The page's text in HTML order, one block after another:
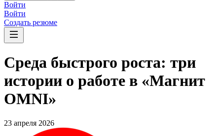
Войти
Войти
Создать резюме
Среда быстрого роста: три
истории о работе в «Магнит
OMNI»
23 апреля 2026